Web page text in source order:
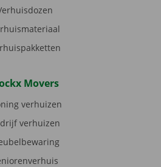
Movers
verhuizen
verhuizen